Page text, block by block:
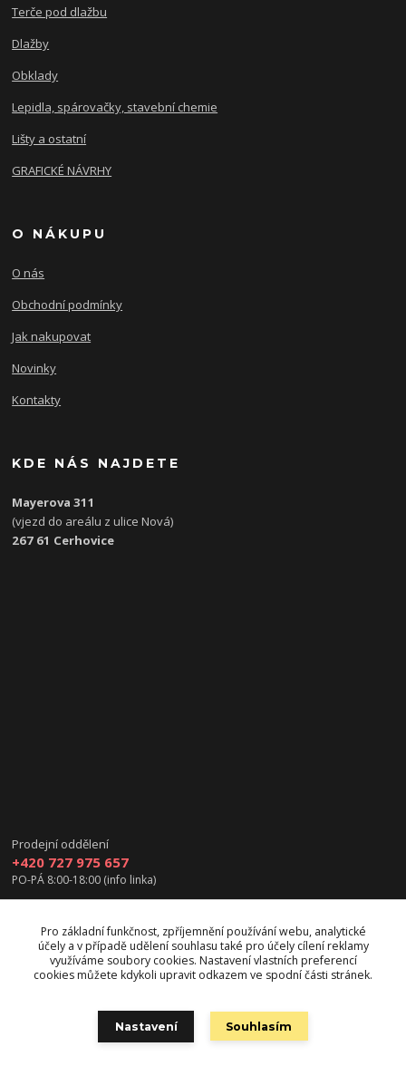
Terče pod dlažbu
Dlažby
Obklady
Lepidla, spárovačky, stavební chemie
Lišty a ostatní
GRAFICKÉ NÁVRHY
O NÁKUPU
O nás
Obchodní podmínky
Jak nakupovat
Novinky
Kontakty
KDE NÁS NAJDETE
Mayerova 311
(vjezd do areálu z ulice Nová)
267 61 Cerhovice
Prodejní oddělení
+420 727 975 657
PO-PÁ 8:00-18:00 (info linka)
Upravit sběr cookies.
Pro základní funkčnost, zpříjemnění používání webu, analytické
účely a v případě udělení souhlasu také pro účely cílení reklamy
využíváme soubory cookies. Nastavení vlastních preferencí
cookies můžete kdykoli upravit odkazem ve spodní části stránek.
Nastavení Souhlasím